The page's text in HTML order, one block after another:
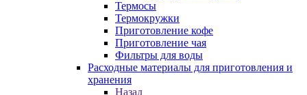
Термосы
Термокружки
Приготовление кофе
Приготовление чая
Фильтры для воды
Расходные материалы для приготовления и
хранения
Назад